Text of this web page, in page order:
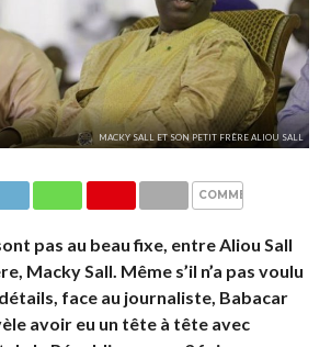
MACKY SALL ET SON PETIT FRÈRE ALIOU SALL
COMMENTAIRES
pas au beau fixe, entre Aliou Sall
Macky Sall. Même s’il n’a pas voulu
face au journaliste, Babacar
avoir eu un tête à tête avec